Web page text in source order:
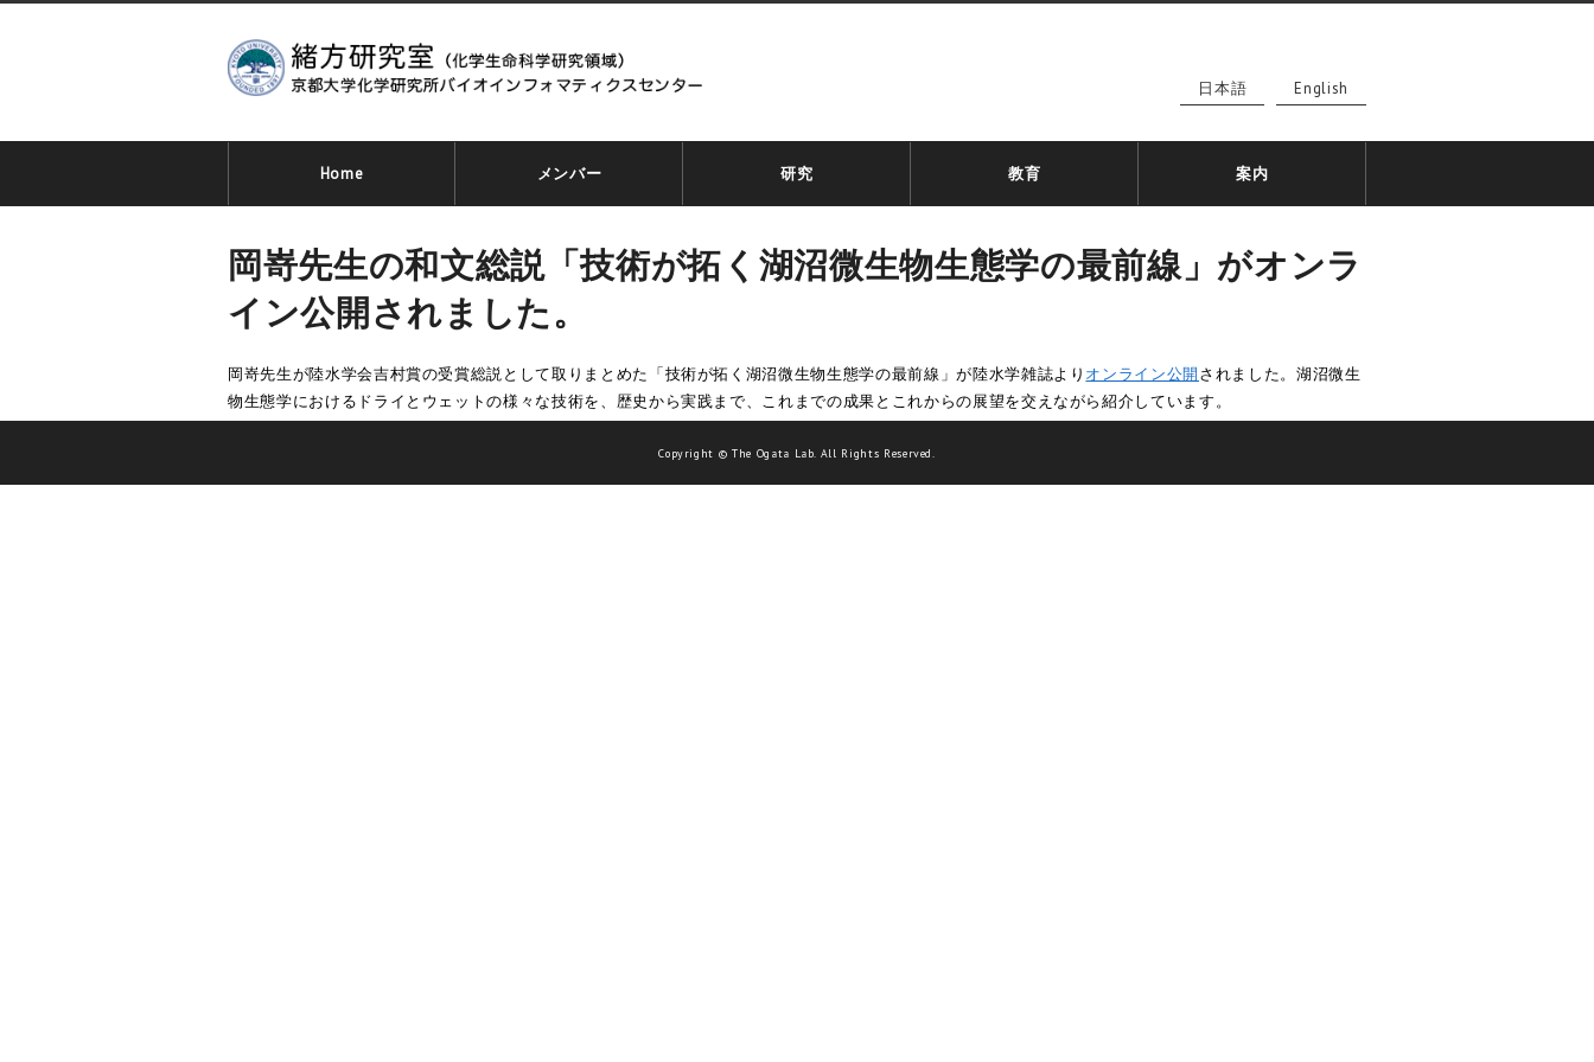
日本語 English
Home メンバー 研究 教育 案内
岡嵜先生の和文総説「技術が拓く湖沼微生物生態学の最前線」がオンラ
イン公開されました。
岡嵜先生が陸水学会吉村賞の受賞総説として取りまとめた「技術が拓く湖沼微生物生態学の最前線」が陸水学雑誌より オンライン公開されました。湖沼微生
物生態学におけるドライとウェットの様々な技術を、歴史から実践まで、これまでの成果とこれからの展望を交えながら紹介しています。
Copyright © The Ogata Lab. All Rights Reserved.